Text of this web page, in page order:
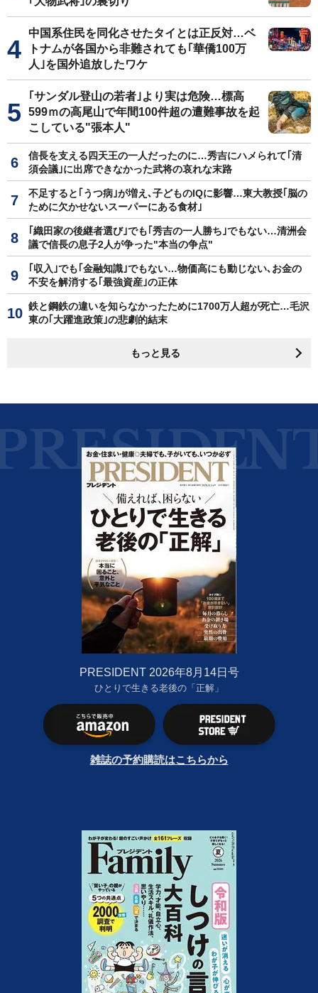
中国系住民を同化させたタイとは正反対…ベ
トナムが各国から非難されても｢華僑100万
人｣を国外追放したワケ
｢サンダル登山の若者｣より実は危険…標高
599ｍの高尾山で年間100件超の遭難事故を起
こしている"張本人"
信長を支える四天王の一人だったのに…秀吉にハメられて｢清
須会議｣に出席できなかった武将の哀れな末路
不足すると｢うつ病｣が増え､子どものIQに影響…東大教授｢脳の
ために欠かせないスーパーにある食材｣
｢織田家の後継者選び｣でも｢秀吉の一人勝ち｣でもない…清洲会
議で信長の息子2人が争った"本当の争点"
｢収入｣でも｢金融知識｣でもない…物価高にも動じない､お金の
不安を解消する｢最強資産｣の正体
鉄と鋼鉄の違いを知らなかったために1700万人超が死亡…毛沢
東の｢大躍進政策｣の悲劇的結末
もっと見る
PRESIDENT 2026年8月14日号
ひとりで生きる老後の「正解」
雑誌の予約購読はこちらから